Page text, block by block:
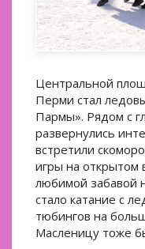
Центральной
Перми стал
Пармы». Рядом с
развернулись
встретили
игры на открытом
любимой забавой
стало катание с
тюбингов на
Масленицу тоже